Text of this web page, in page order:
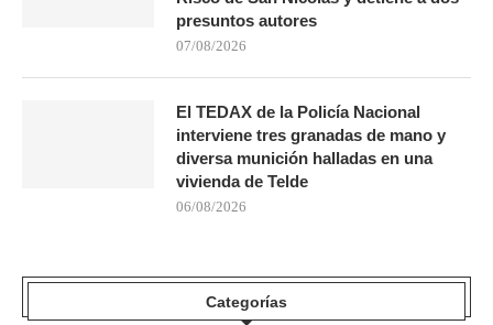
presuntos autores
07/08/2026
El TEDAX de la Policía Nacional
interviene tres granadas de mano y
diversa munición halladas en una
vivienda de Telde
06/08/2026
Categorías